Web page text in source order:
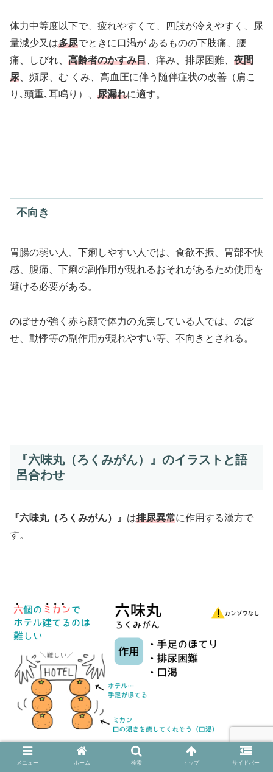
体力中等度以下で、疲れやすくて、四肢が冷えやすく、尿
量減少又は多尿でときに口渇が あるものの下肢痛、腰
痛、しびれ、 高齢者のかすみ目 、痒み、排尿困難、 夜間
尿 、頻尿、む くみ、高血圧に伴う随伴症状の改善（肩こ
り､頭重､耳鳴り）、 尿漏れに適す。
不向き
胃腸の弱い人、下痢しやすい人では、食欲不振、胃部不快
感、腹痛、下痢の副作用が現れるおそれがあるため使用を
避ける必要がある。
のぼせが強く赤ら顔で体力の充実している人では、のぼ
せ、動悸等の副作用が現れやすい等、不向きとされる。
『六味丸（ろくみがん）』のイラストと語
呂合わせ
『六味丸（ろくみがん）』 は排尿異常に作用する漢方で
す。
メニュー ホーム 検索 トップ サイドバー